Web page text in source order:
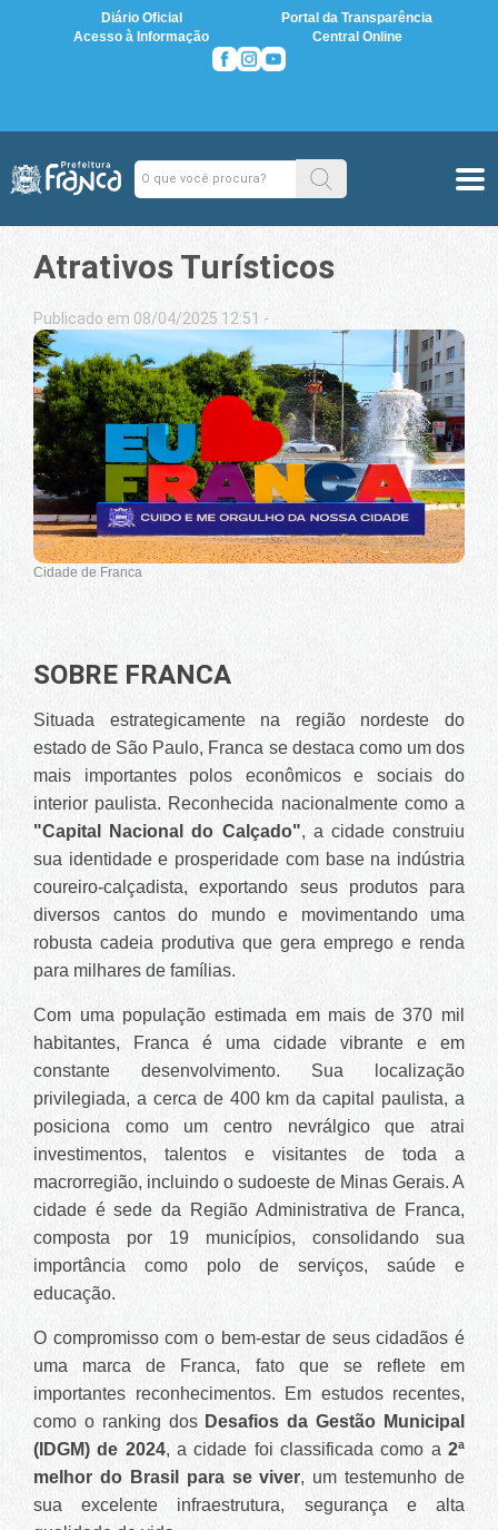
Diário Oficial
Portal da Transparência
Acesso à Informação
Central Online
Atrativos Turísticos
Publicado em 08/04/2025 12:51 -
Cidade de Franca
SOBRE FRANCA
Situada estrategicamente na região nordeste do
estado de São Paulo, Franca se destaca como um dos
mais importantes polos econômicos e sociais do
interior paulista. Reconhecida nacionalmente como a
"Capital Nacional do Calçado", a cidade construiu
sua identidade e prosperidade com base na indústria
coureiro-calçadista, exportando seus produtos para
diversos cantos do mundo e movimentando uma
robusta cadeia produtiva que gera emprego e renda
para milhares de famílias.
Com uma população estimada em mais de 370 mil
habitantes, Franca é uma cidade vibrante e em
constante desenvolvimento. Sua localização
privilegiada, a cerca de 400 km da capital paulista, a
posiciona como um centro nevrálgico que atrai
investimentos, talentos e visitantes de toda a
macrorregião, incluindo o sudoeste de Minas Gerais. A
cidade é sede da Região Administrativa de Franca,
composta por 19 municípios, consolidando sua
importância como polo de serviços, saúde e
educação.
O compromisso com o bem-estar de seus cidadãos é
uma marca de Franca, fato que se reflete em
importantes reconhecimentos. Em estudos recentes,
como o ranking dos Desafios da Gestão Municipal
(IDGM) de 2024, a cidade foi classificada como a2ª
melhor do Brasil para se viver, um testemunho de
sua excelente infraestrutura, segurança e alta